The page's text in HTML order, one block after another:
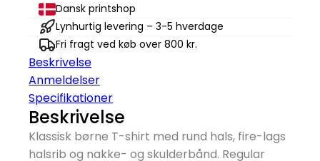
år
T-
shirt
Børn
antal
Dansk printshop
Lynhurtig levering – 3-5 hverdage
Fri fragt ved køb over 800 kr.
Beskrivelse
Anmeldelser
Specifikationer
Beskrivelse
Klassisk børne T-shirt med rund hals, fire-lags
halsrib og nakke- og skulderbånd. Regular